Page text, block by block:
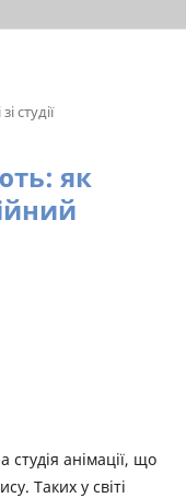
зі студії
як
анімації, що
Таких у світі